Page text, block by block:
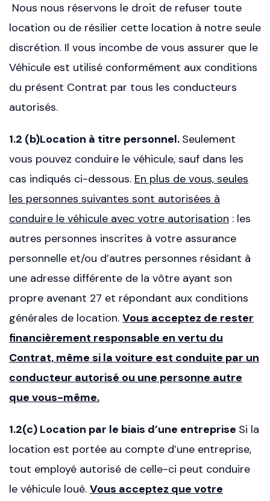
Nous nous réservons le droit de refuser toute
location ou de résilier cette location à notre seule
discrétion. Il vous incombe de vous assurer que le
Véhicule est utilisé conformément aux conditions
du présent Contrat par tous les conducteurs
autorisés.
1.2 (b)Location à titre personnel. Seulement
vous pouvez conduire le véhicule, sauf dans les
cas indiqués ci-dessous. En plus de vous, seules
les personnes suivantes sont autorisées à
conduire le véhicule avec votre autorisation : les
autres personnes inscrites à votre assurance
personnelle et/ou d’autres personnes résidant à
une adresse différente de la vôtre ayant son
propre avenant 27 et répondant aux conditions
générales de location. Vous acceptez de rester
financièrement responsable en vertu du
Contrat, même si la voiture est conduite par un
conducteur autorisé ou une personne autre
que vous-même.
1.2(c) Location par le biais d’une entreprise Si la
location est portée au compte d’une entreprise,
tout employé autorisé de celle-ci peut conduire
le véhicule loué. Vous acceptez que votre